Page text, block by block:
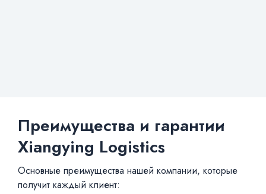
Преимущества и гарантии
Xiangying Logistics
Основные преимущества нашей компании, которые
получит каждый клиент: